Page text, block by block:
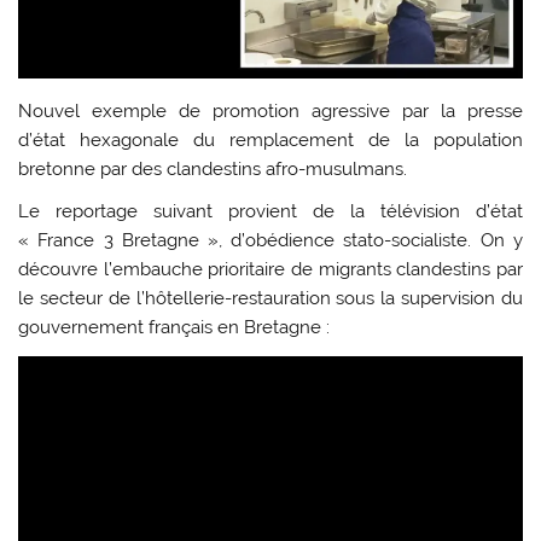
Nouvel exemple de promotion agressive par la presse
d’état hexagonale du remplacement de la population
bretonne par des clandestins afro-musulmans.
Le reportage suivant provient de la télévision d’état
« France 3 Bretagne », d’obédience stato-socialiste. On y
découvre l’embauche prioritaire de migrants clandestins par
le secteur de l’hôtellerie-restauration sous la supervision du
gouvernement français en Bretagne :